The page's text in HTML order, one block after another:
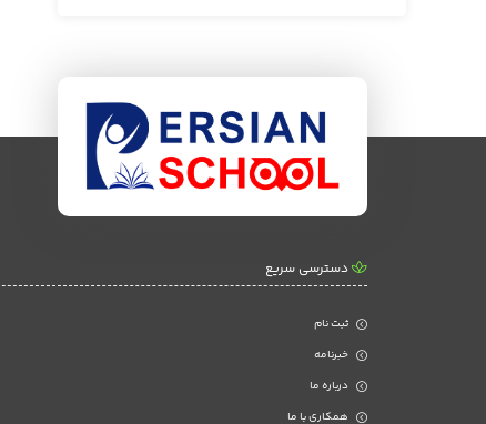
دسترسی سریع
ثبت نام
خبرنامه
درباره ما
همکاری با ما